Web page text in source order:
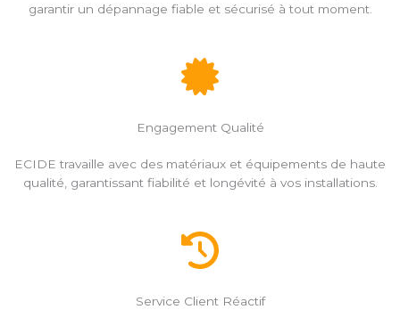
garantir un dépannage fiable et sécurisé à tout moment.
Engagement Qualité
ECIDE travaille avec des matériaux et équipements de haute
qualité, garantissant fiabilité et longévité à vos installations.
Service Client Réactif